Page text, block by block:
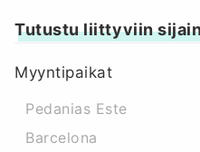
Tutustu liittyviin
Myyntipaikat
Pedanias Este
Barcelona